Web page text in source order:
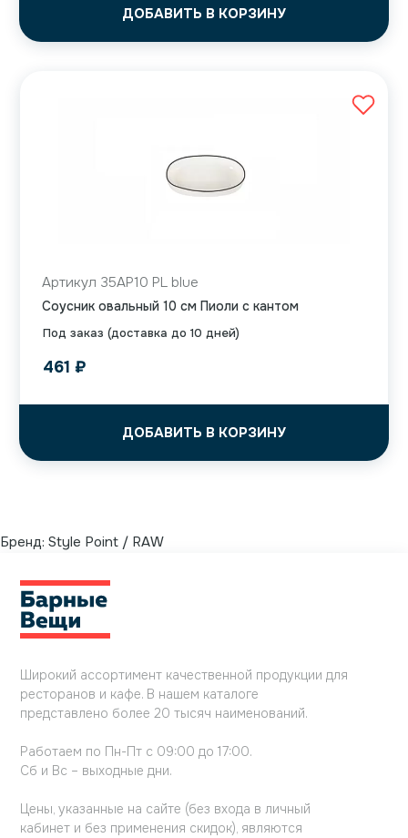
ДОБАВИТЬ В КОРЗИНУ
Под заказ (доставка до 10 дней)
Артикул 35AP10 PL blue
Соусник овальный 10 см Пиоли с кантом
461 ₽
ДОБАВИТЬ В КОРЗИНУ
Бренд: Style Point / RAW
Широкий ассортимент качественной продукции для
ресторанов и кафе. В нашем каталоге
представлено более 20 тысяч наименований.
Работаем по Пн-Пт с 09:00 до 17:00.
Сб и Вс – выходные дни.
Цены, указанные на сайте (без входа в личный
кабинет и без применения скидок), являются